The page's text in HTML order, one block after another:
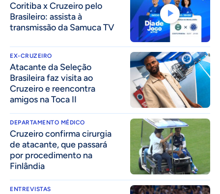
Coritiba x Cruzeiro pelo
Brasileiro: assista à
transmissão da Samuca TV
EX-CRUZEIRO
Atacante da Seleção
Brasileira faz visita ao
Cruzeiro e reencontra
amigos na Toca II
DEPARTAMENTO MÉDICO
Cruzeiro confirma cirurgia
de atacante, que passará
por procedimento na
Finlândia
ENTREVISTAS